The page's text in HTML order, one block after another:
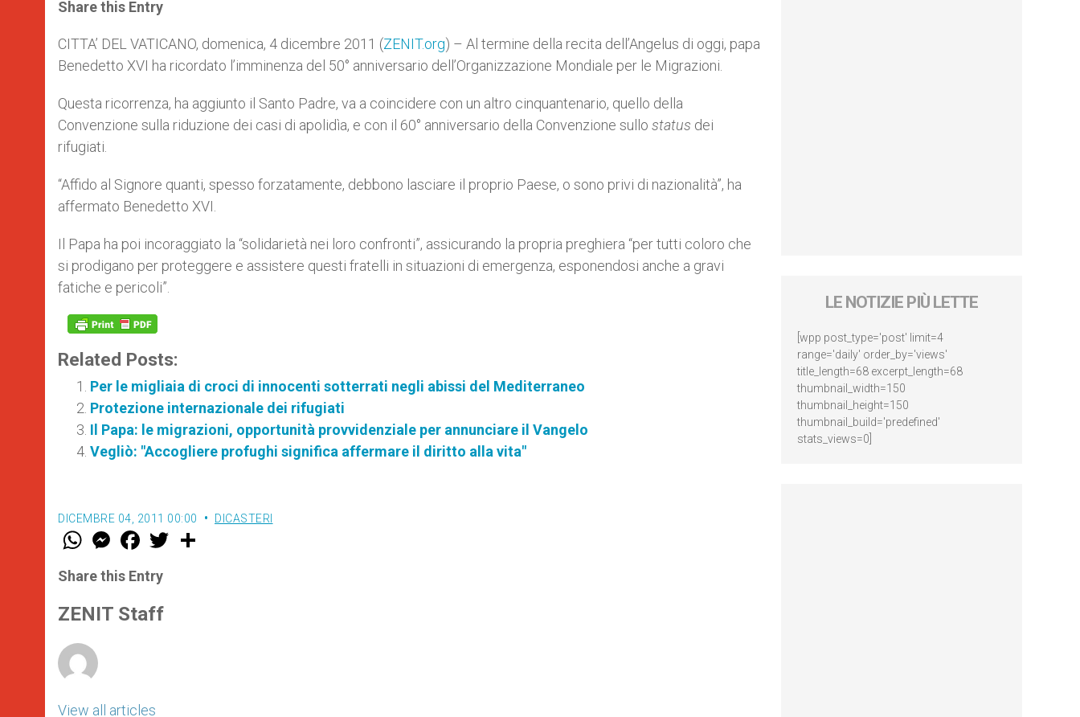
s
p
p
e
g
e
r
b
o
k
r
Share this Entry
CITTA’ DEL VATICANO, domenica, 4 dicembre 2011 (ZENIT.org) – Al termine della recita dell’Angelus di oggi, papa
Benedetto XVI ha ricordato l’imminenza del 50° anniversario dell’Organizzazione Mondiale per le Migrazioni.
Questa ricorrenza, ha aggiunto il Santo Padre, va a coincidere con un altro cinquantenario, quello della
Convenzione sulla riduzione dei casi di apolidìa, e con il 60° anniversario della Convenzione sullo status dei
rifugiati.
“Affido al Signore quanti, spesso forzatamente, debbono lasciare il proprio Paese, o sono privi di nazionalità”, ha
affermato Benedetto XVI.
Il Papa ha poi incoraggiato la “solidarietà nei loro confronti”, assicurando la propria preghiera “per tutti coloro che
si prodigano per proteggere e assistere questi fratelli in situazioni di emergenza, esponendosi anche a gravi
fatiche e pericoli”.
Related Posts:
Per le migliaia di croci di innocenti sotterrati negli abissi del Mediterraneo
Protezione internazionale dei rifugiati
Il Papa: le migrazioni, opportunità provvidenziale per annunciare il Vangelo
Vegliò: "Accogliere profughi significa affermare il diritto alla vita"
DICEMBRE 04, 2011 00:00 DICASTERI
W
t
s
p
p
M
e
s
e
g
e
F
a
e
b
o
k
w
Share this Entry
ZENIT Staff
View all articles
LE NOTIZIE PIÙ LETTE
[wpp post_type='post' limit=4
range='daily' order_by='views'
title_length=68 excerpt_length=68
thumbnail_width=150
thumbnail_height=150
thumbnail_build='predefined'
stats_views=0]